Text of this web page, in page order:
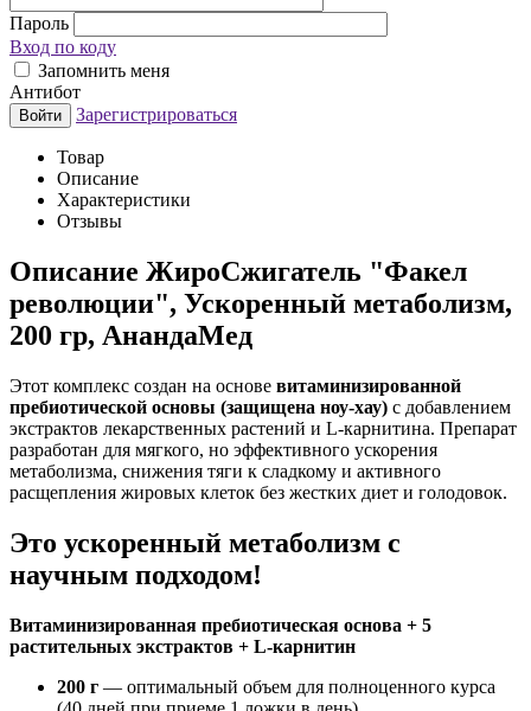
Пароль
Вход по коду
Запомнить меня
Антибот
Войти Зарегистрироваться
Товар
Описание
Характеристики
Отзывы
Описание ЖироСжигатель "Факел
революции", Ускоренный метаболизм,
200 гр, АнандаМед
Этот комплекс создан на основе витаминизированной
пребиотической основы (защищена ноу-хау) с добавлением
экстрактов лекарственных растений и L-карнитина. Препарат
разработан для мягкого, но эффективного ускорения
метаболизма, снижения тяги к сладкому и активного
расщепления жировых клеток без жестких диет и голодовок.
Это ускоренный метаболизм с
научным подходом!
Витаминизированная пребиотическая основа + 5
растительных экстрактов + L-карнитин
200 г — оптимальный объем для полноценного курса